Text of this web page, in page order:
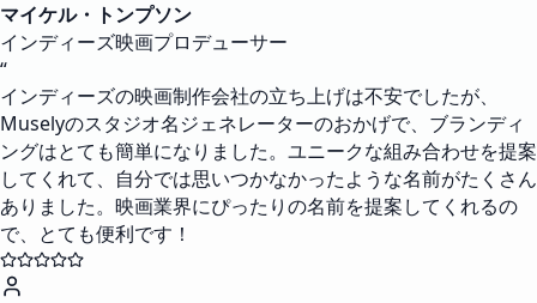
マイケル・トンプソン
インディーズ映画プロデューサー
“
インディーズの映画制作会社の立ち上げは不安でしたが、
Muselyのスタジオ名ジェネレーターのおかげで、ブランディ
ングはとても簡単になりました。ユニークな組み合わせを提案
してくれて、自分では思いつかなかったような名前がたくさん
ありました。映画業界にぴったりの名前を提案してくれるの
で、とても便利です！